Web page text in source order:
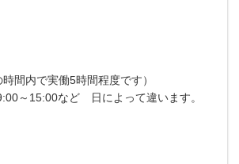
間内で実働5時間程度です）
～15:00など 日によって違います。